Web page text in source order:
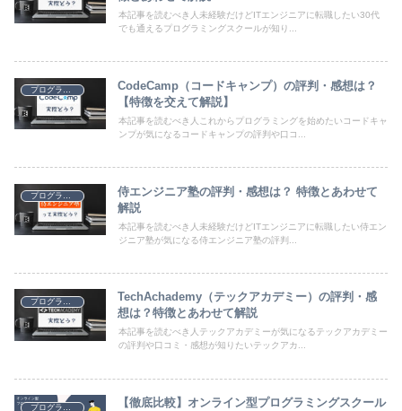
本記事を読むべき人未経験だけどITエンジニアに転職したい30代
でも通えるプログラミングスクールが知り...
CodeCamp（コードキャンプ）の評判・感想は？
【特徴を交えて解説】
本記事を読むべき人これからプログラミングを始めたいコードキャ
ンプが気になるコードキャンプの評判や口コ...
侍エンジニア塾の評判・感想は？ 特徴とあわせて
解説
本記事を読むべき人未経験だけどITエンジニアに転職したい侍エン
ジニア塾が気になる侍エンジニア塾の評判...
TechAchademy（テックアカデミー）の評判・感
想は？特徴とあわせて解説
本記事を読むべき人テックアカデミーが気になるテックアカデミー
の評判や口コミ・感想が知りたいテックアカ...
【徹底比較】オンライン型プログラミングスクール